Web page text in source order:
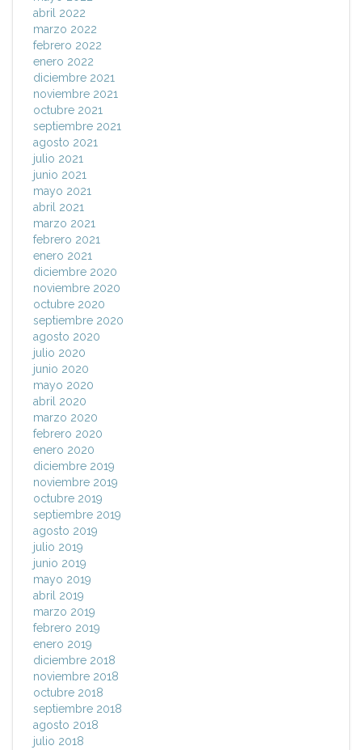
abril 2022
marzo 2022
febrero 2022
enero 2022
diciembre 2021
noviembre 2021
octubre 2021
septiembre 2021
agosto 2021
julio 2021
junio 2021
mayo 2021
abril 2021
marzo 2021
febrero 2021
enero 2021
diciembre 2020
noviembre 2020
octubre 2020
septiembre 2020
agosto 2020
julio 2020
junio 2020
mayo 2020
abril 2020
marzo 2020
febrero 2020
enero 2020
diciembre 2019
noviembre 2019
octubre 2019
septiembre 2019
agosto 2019
julio 2019
junio 2019
mayo 2019
abril 2019
marzo 2019
febrero 2019
enero 2019
diciembre 2018
noviembre 2018
octubre 2018
septiembre 2018
agosto 2018
julio 2018